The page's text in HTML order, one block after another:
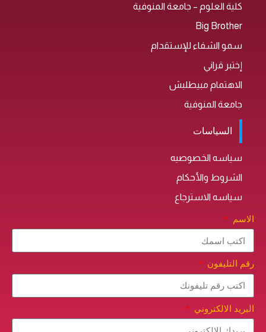
كلية العلوم – جامعة المنوفية
Big Brother
سمو الشفاء للإستقدام
إختبر قراني
الاهتمام مبيطلبش
جامعة المنوفية
السياسات
سياسه الخصوصيه
الشروط والأحكام
سياسه الاسترجاع
الاسم
رقم التليفون
البريد الالكتروني